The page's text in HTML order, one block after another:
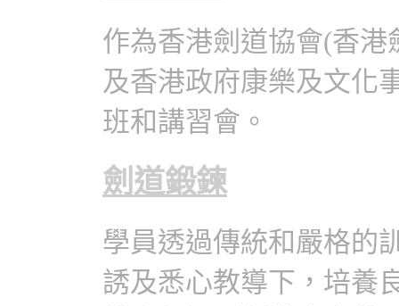
作為香港劍道協會(香
及香港政府康樂及文化
班和講習會。
劍道鍛鍊
學員透過傳統和嚴格的
誘及悉心教導下，培養